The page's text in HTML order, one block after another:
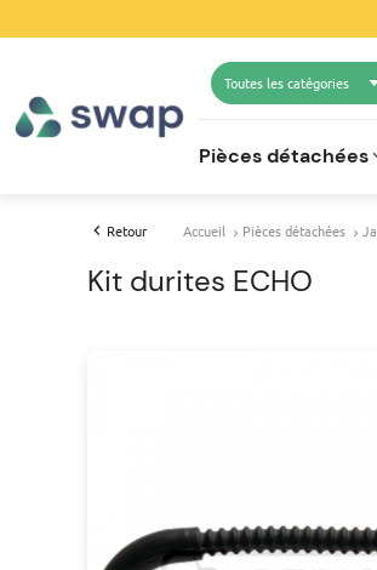
Toutes les catégories
Pièces détachées
Retour Accueil Pièces détachées
Kit durites ECHO